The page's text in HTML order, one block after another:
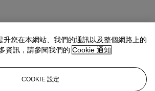
升您在本網站、我們的通訊以及整個網路上的
資訊，請參閱我們的 Cookie 通知
COOKIE 設定